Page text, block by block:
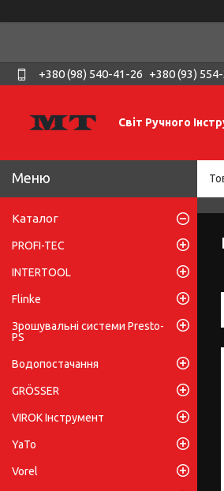
+380 (98) 540-41-26 +380 (93)
Світ Ручного
Каталог
PROFI-TEC
INTERTOOL
Flinke
Зрошувальні системи Presto-
PS
Водопостачання
GRÖSSER
VIROK Інструмент
YaTo
Vorel